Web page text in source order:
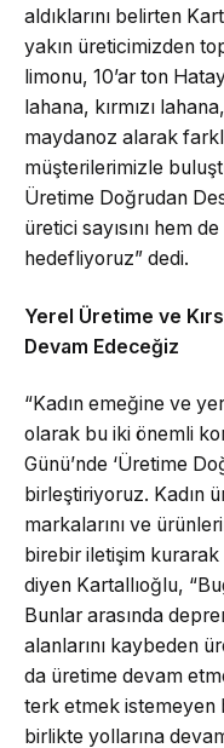
aldıklarını belirten
yakın üreticimizden
limonu, 10’ar ton
lahana, kırmızı
maydanoz alarak
müşterilerimizle
Üretime Doğrudan
üretici sayısını hem
hedefliyoruz” dedi.
Yerel Üretime ve
Devam Edeceğiz
“Kadın emeğine ve
olarak bu iki önemli
Günü’nde ‘Üretime
birleştiriyoruz. Kadın
markalarını ve
birebir iletişim kurarak
diyen Kartallıoğlu,
Bunlar arasında
alanlarını kaybeden
da üretime devam
terk etmek istemeyen
birlikte yollarına